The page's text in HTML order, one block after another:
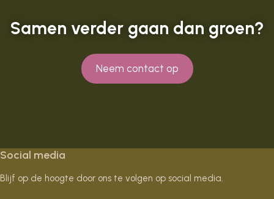
Samen verder gaan dan groen?
Neem contact op
Social media
Blijf op de hoogte door ons te volgen op social media.